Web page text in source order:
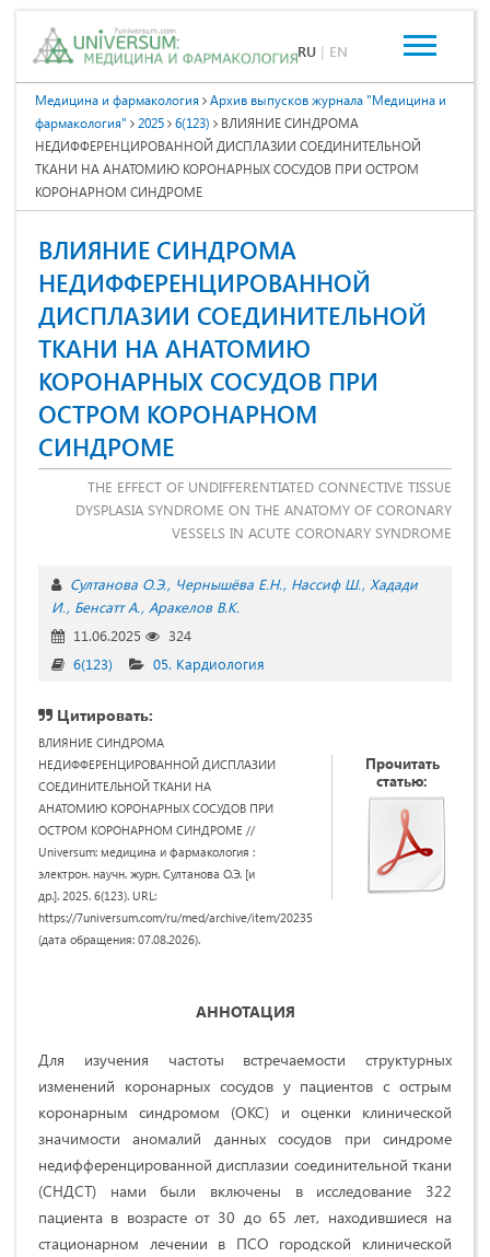
RU | EN
Медицина и фармакология
Архив выпусков журнала "Медицина и
фармакология"
2025 6(123)
ВЛИЯНИЕ СИНДРОМА
НЕДИФФЕРЕНЦИРОВАННОЙ ДИСПЛАЗИИ СОЕДИНИТЕЛЬНОЙ
ТКАНИ НА АНАТОМИЮ КОРОНАРНЫХ СОСУДОВ ПРИ ОСТРОМ
КОРОНАРНОМ СИНДРОМЕ
ВЛИЯНИЕ СИНДРОМА
НЕДИФФЕРЕНЦИРОВАННОЙ
ДИСПЛАЗИИ СОЕДИНИТЕЛЬНОЙ
ТКАНИ НА АНАТОМИЮ
КОРОНАРНЫХ СОСУДОВ ПРИ
ОСТРОМ КОРОНАРНОМ
СИНДРОМЕ
THE EFFECT OF UNDIFFERENTIATED CONNECTIVE TISSUE
DYSPLASIA SYNDROME ON THE ANATOMY OF CORONARY
VESSELS IN ACUTE CORONARY SYNDROME
Султанова О.Э. Чернышёва Е.Н. Нассиф Ш. Хадади
И. Бенсатт А. Аракелов В.К.
11.06.2025
324
6(123)
05. Кардиология
Цитировать:
ВЛИЯНИЕ СИНДРОМА
НЕДИФФЕРЕНЦИРОВАННОЙ ДИСПЛАЗИИ
СОЕДИНИТЕЛЬНОЙ ТКАНИ НА
АНАТОМИЮ КОРОНАРНЫХ СОСУДОВ ПРИ
ОСТРОМ КОРОНАРНОМ СИНДРОМЕ //
Universum: медицина и фармакология :
электрон. научн. журн. Султанова О.Э. [и
др.]. 2025. 6(123). URL:
https://7universum.com/ru/med/archive/item/20235
(дата обращения: 07.08.2026).
Прочитать
статью:
АННОТАЦИЯ
Для изучения частоты встречаемости структурных
изменений коронарных сосудов у пациентов с острым
коронарным синдромом (ОКС) и оценки клинической
значимости аномалий данных сосудов при синдроме
недифференцированной дисплазии соединительной ткани
(СНДСТ) нами были включены в исследование 322
пациента в возрасте от 30 до 65 лет, находившиеся на
стационарном лечении в ПСО городской клинической